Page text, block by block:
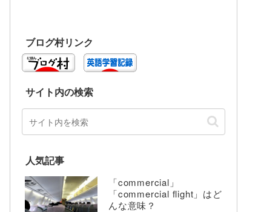
ブログ村リンク
サイト内の検索
人気記事
「commercial」
「commercial flight」はど
んな意味？